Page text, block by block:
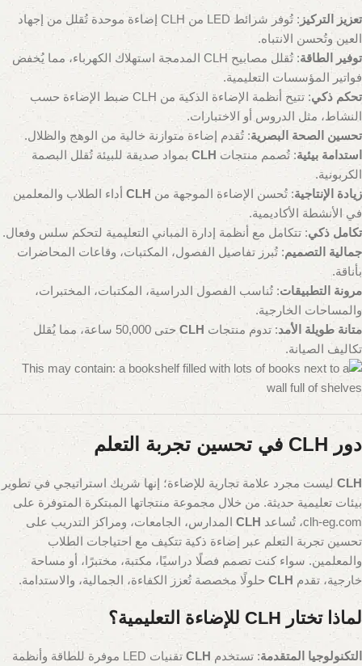
تعزيز التركيز
: تُوفر شرائط LED من CLH إضاءة موحدة تُقلل من إجهاد
العين وتُحسن الانتباه.
توفير الطاقة
: تُقلل مصابيح CLH المدمجة استهلاك الكهرباء، مما يُخفض
فواتير المؤسسات التعليمية.
تحكم ذكي
: تتيح أنظمة الإضاءة الذكية من CLH ضبط الإضاءة حسب
النشاط، مثل الدروس أو الاختبارات.
تحسين الصحة البصرية: تُقدم إضاءة متوازنة خالية من الوهج والظلال.
استدامة بيئية: تُصمم منتجات CLH بمواد صديقة للبيئة تُقلل البصمة
الكربونية.
زيادة الإنتاجية: تُحسن الإضاءة الموجهة من CLH أداء الطلاب والمعلمين
في الأنشطة الأكاديمية.
تكامل ذكي: تتكامل مع أنظمة إدارة المباني التعليمية لتحكم سلس وفعال.
جمالية التصميم: تُبرز تفاصيل الفصول، المكتبات، وقاعات المحاضرات
بأناقة.
مرونة التطبيقات: تُناسب الفصول الدراسية، المكتبات، المختبرات،
والمساحات الخارجية.
متانة طويلة الأمد: تدوم منتجات CLH
حتى 50,000 ساعة، مما يُقلل
تكاليف الصيانة.
دور CLH في تحسين تجربة التعلم
CLH ليست مجرد علامة تجارية للإضاءة؛ إنها شريك استراتيجي في تطوير
بيئات تعليمية حديثة. من خلال مجموعة منتجاتها المبتكرة المتوفرة على
clh-eg.com، تُساعد
CLH المدارس، الجامعات، ومراكز التدريب على
تحسين تجربة التعلم عبر إضاءة ذكية تتكيف مع احتياجات الطلاب
والمعلمين. سواء كنت تصمم فصلًا دراسيًا، مكتبة، مختبرًا، أو مساحة
خارجية، تقدم CLH حلولًا مخصصة تُعزز الكفاءة، الجمالية، والاستدامة.
لماذا تختار CLH للإضاءة التعليمية؟
التكنولوجيا المتقدمة: تستخدم CLH
تقنيات LED موفرة للطاقة وأنظمة